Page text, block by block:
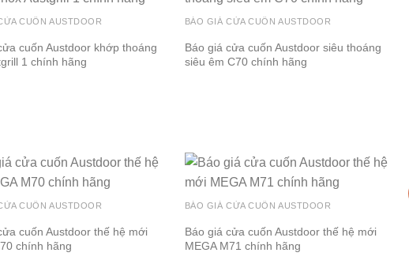
CUỐN AUSTDOOR
cuốn Austdoor khớp thoáng
1 chính hãng
BÁO GIÁ CỬA CUỐN AUSTDOOR
Báo giá cửa cuốn Austdoor siêu thoáng
siêu êm C70 chính hãng
CUỐN AUSTDOOR
cuốn Austdoor thế hệ mới
chính hãng
BÁO GIÁ CỬA CUỐN AUSTDOOR
Báo giá cửa cuốn Austdoor thế hệ mới
MEGA M71 chính hãng